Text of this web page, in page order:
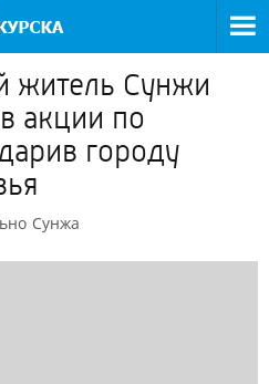
житель Сунжи
акции по
городу
Сунжа